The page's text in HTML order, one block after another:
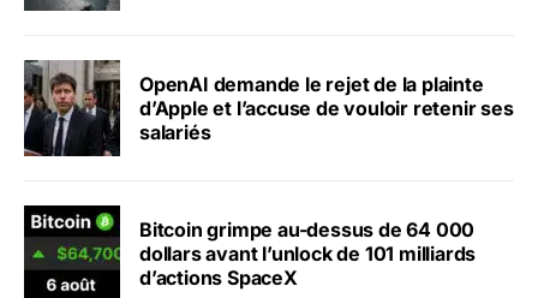
OpenAI demande le rejet de la plainte
d’Apple et l’accuse de vouloir retenir ses
salariés
Bitcoin grimpe au-dessus de 64 000
dollars avant l’unlock de 101 milliards
d’actions SpaceX